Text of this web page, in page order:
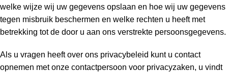
welke wijze wij uw gegevens opslaan en hoe wij uw gegevens
tegen misbruik beschermen en welke rechten u heeft met
betrekking tot de door u aan ons verstrekte persoonsgegevens.
Als u vragen heeft over ons privacybeleid kunt u contact
opnemen met onze contactpersoon voor privacyzaken, u vindt